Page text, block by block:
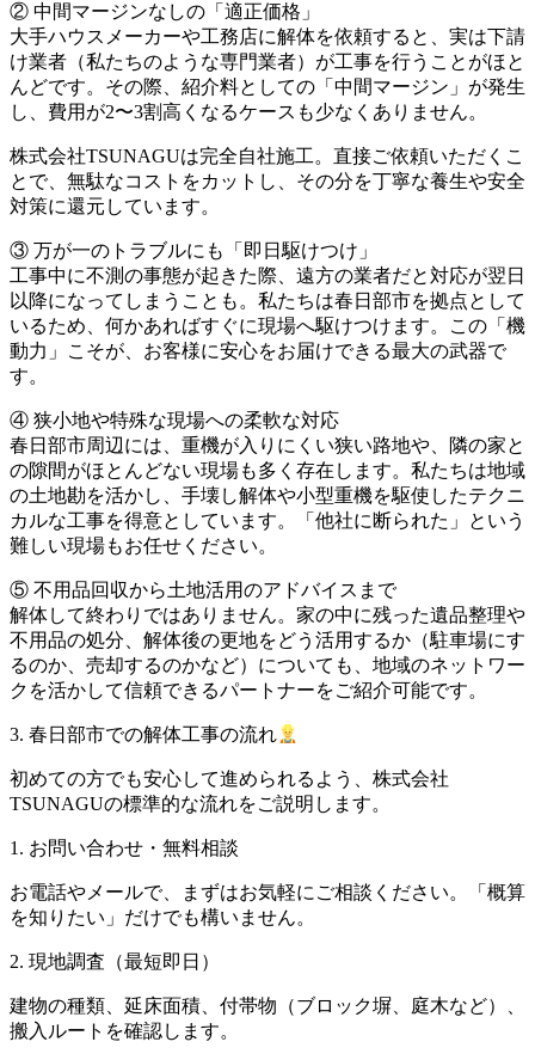
② 中間マージンなしの「適正価格」
大手ハウスメーカーや工務店に解体を依頼すると、実は下請
け業者（私たちのような専門業者）が工事を行うことがほと
んどです。その際、紹介料としての「中間マージン」が発生
し、費用が2〜3割高くなるケースも少なくありません。
株式会社TSUNAGUは完全自社施工。直接ご依頼いただくこ
とで、無駄なコストをカットし、その分を丁寧な養生や安全
対策に還元しています。
③ 万が一のトラブルにも「即日駆けつけ」
工事中に不測の事態が起きた際、遠方の業者だと対応が翌日
以降になってしまうことも。私たちは春日部市を拠点として
いるため、何かあればすぐに現場へ駆けつけます。この「機
動力」こそが、お客様に安心をお届けできる最大の武器で
す。
④ 狭小地や特殊な現場への柔軟な対応
春日部市周辺には、重機が入りにくい狭い路地や、隣の家と
の隙間がほとんどない現場も多く存在します。私たちは地域
の土地勘を活かし、手壊し解体や小型重機を駆使したテクニ
カルな工事を得意としています。「他社に断られた」という
難しい現場もお任せください。
⑤ 不用品回収から土地活用のアドバイスまで
解体して終わりではありません。家の中に残った遺品整理や
不用品の処分、解体後の更地をどう活用するか（駐車場にす
るのか、売却するのかなど）についても、地域のネットワー
クを活かして信頼できるパートナーをご紹介可能です。
3. 春日部市での解体工事の流れ
初めての方でも安心して進められるよう、株式会社
TSUNAGUの標準的な流れをご説明します。
1. お問い合わせ・無料相談
お電話やメールで、まずはお気軽にご相談ください。「概算
を知りたい」だけでも構いません。
2. 現地調査（最短即日）
建物の種類、延床面積、付帯物（ブロック塀、庭木など）、
搬入ルートを確認します。